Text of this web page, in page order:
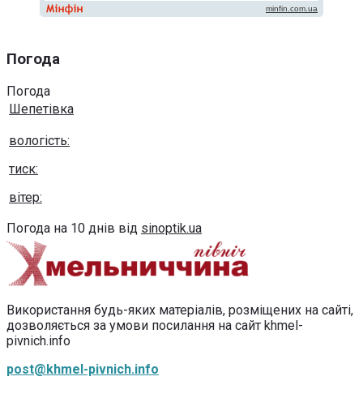
Погода
Погода
Шепетівка
вологість:
тиск:
вітер:
Погода на 10 днів від sinoptik.ua
Використання будь-яких матеріалів, розміщених на сайті,
дозволяється за умови посилання на сайт khmel-
pivnich.info
post@khmel-pivnich.info